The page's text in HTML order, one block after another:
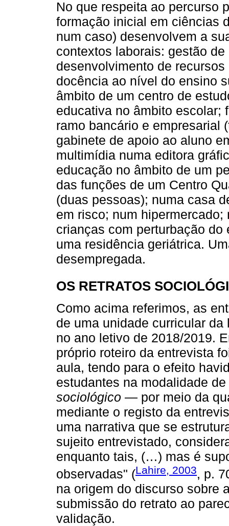
No que respeita ao percurso
formação inicial em ciências
num caso) desenvolvem a
contextos laborais: gestão
desenvolvimento de
docência ao nível do ensino
âmbito de um centro de
educativa no âmbito escolar;
ramo bancário e empresarial
gabinete de apoio ao aluno
multimídia numa editora
educação no âmbito de um
das funções de um Centro
(duas pessoas); numa casa
em risco; num
crianças com perturbação
uma residência geriátrica.
desempregada.
OS RETRATOS
Como acima referimos, as
de uma unidade curricular
no ano letivo de 2018/2019.
próprio roteiro da entrevista
aula, tendo para o efeito
estudantes na modalidade
sociológico — por meio da
mediante o registo da
uma narrativa que se
sujeito entrevistado,
enquanto tais, (…) mas é
observadas" (Lahire, 2003, p.
na origem do discurso sobre
submissão do retrato ao
validação.